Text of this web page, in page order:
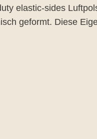
elastic-sides
geformt. Diese